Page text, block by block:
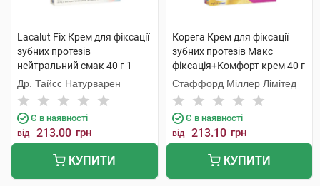
Lacalut Fix Крем для фіксації
зубних протезів
нейтральний смак 40 г 1
туба
Др. Тайсс Натурварен
Є в наявності
від 213.00 грн
КУПИТИ
Корега Крем для фіксації
зубних протезів Макс
фіксація+Комфорт крем 40 г
1 туба
Стаффорд Міллер Лімітед
Є в наявності
від 213.10 грн
КУПИТИ